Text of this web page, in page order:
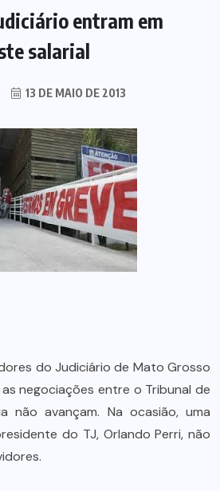
entram em
salarial
13 DE MAIO DE 2013
do Judiciário de Mato Grosso
negociações entre o Tribunal de
não avançam. Na ocasião, uma
do TJ, Orlando Perri, não